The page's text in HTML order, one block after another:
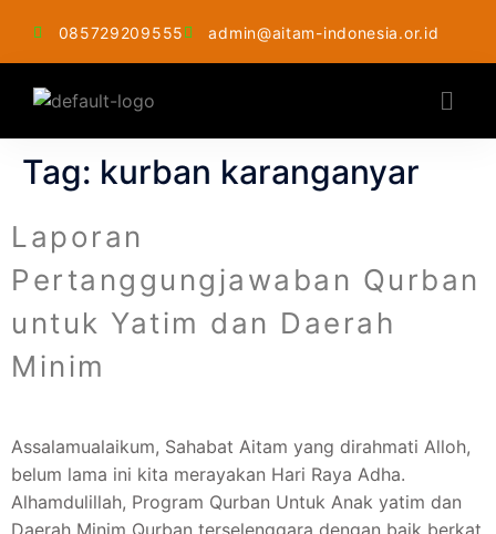
085729209555 admin@aitam-indonesia.or.id
Tag: kurban karanganyar
Laporan
Pertanggungjawaban Qurban
untuk Yatim dan Daerah
Minim
Assalamualaikum, Sahabat Aitam yang dirahmati Alloh,
belum lama ini kita merayakan Hari Raya Adha.
Alhamdulillah, Program Qurban Untuk Anak yatim dan